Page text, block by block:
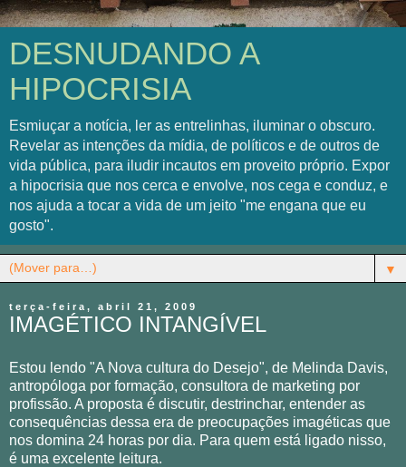
DESNUDANDO A
HIPOCRISIA
Esmiuçar a notícia, ler as entrelinhas, iluminar o obscuro.
Revelar as intenções da mídia, de políticos e de outros de
vida pública, para iludir incautos em proveito próprio. Expor
a hipocrisia que nos cerca e envolve, nos cega e conduz, e
nos ajuda a tocar a vida de um jeito "me engana que eu
gosto".
▼
terça-feira, abril 21, 2009
IMAGÉTICO INTANGÍVEL
Estou lendo "A Nova cultura do Desejo", de Melinda Davis,
antropóloga por formação, consultora de marketing por
profissão. A proposta é discutir, destrinchar, entender as
consequências dessa era de preocupações imagéticas que
nos domina 24 horas por dia. Para quem está ligado nisso,
é uma excelente leitura.